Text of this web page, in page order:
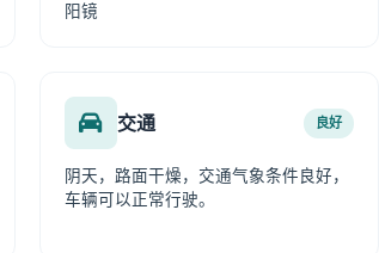
阳镜
交通 良好
阴天，路面干燥，交通气象条件良好，
车辆可以正常行驶。